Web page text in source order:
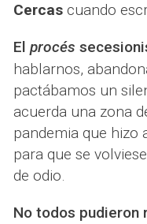
Cercascuando
El procés
hablarnos,
pactábamos un
acuerda una zona
pandemia que hizo
para que se
de odio.
No todos pudieron